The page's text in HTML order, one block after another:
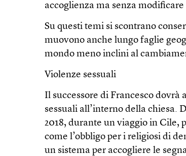
accoglienza ma senza
Su questi temi si scontrano
muovono anche lungo faglie
mondo meno inclini al
Violenze sessuali
Il successore di Francesco
sessuali all’interno della chiesa.
2018, durante un viaggio in Cile,
come l’obbligo per i religiosi di
un sistema per accogliere le